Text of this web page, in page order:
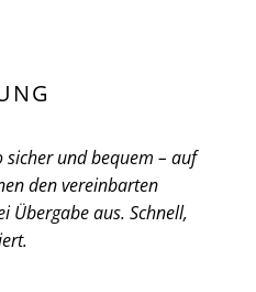
sicher und bequem – auf
den vereinbarten
Übergabe aus. Schnell,